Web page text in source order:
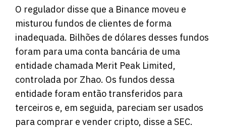
O regulador disse que a Binance moveu e
misturou fundos de clientes de forma
inadequada. Bilhões de dólares desses fundos
foram para uma conta bancária de uma
entidade chamada Merit Peak Limited,
controlada por Zhao. Os fundos dessa
entidade foram então transferidos para
terceiros e, em seguida, pareciam ser usados ​​
para comprar e vender cripto, disse a SEC.